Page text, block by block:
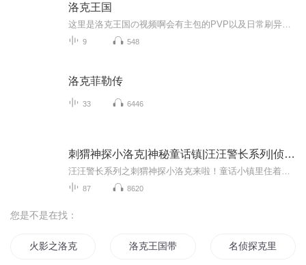
洛克王国
9 548
洛克菲勒传
33 6446
刺猬神探小洛克|神秘童话镇|汪汪警长系列|侦探冒险
87 8620
您是不是在找：
火影之洛克蓝 洛克王国带着魔法书穿越名侦探克里